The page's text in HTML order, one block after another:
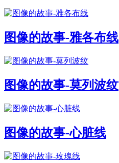
图像的故事-雅各布线
图像的故事-莫列波纹
图像的故事-心脏线